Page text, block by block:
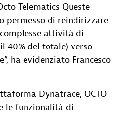
Telematics Queste
permesso di reindirizzare
attività di
40% del totale) verso
ha evidenziato Francesco
Dynatrace, OCTO
le funzionalità di